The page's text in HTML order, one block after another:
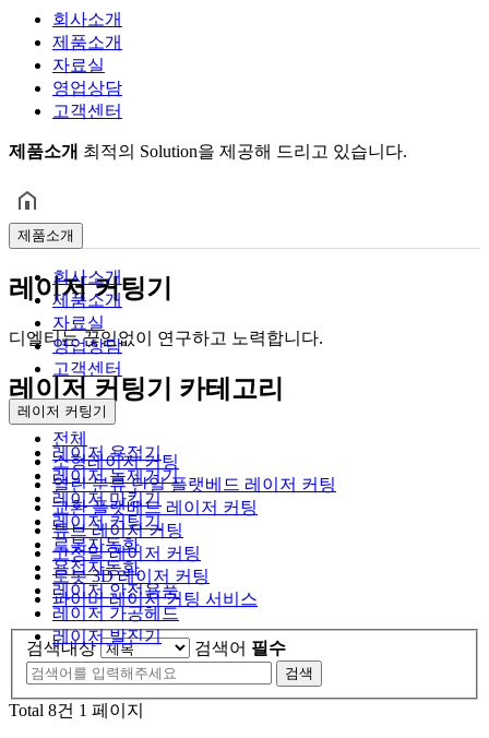
회사소개
제품소개
자료실
영업상담
고객센터
제품소개 최적의 Solution을 제공해 드리고 있습니다.
제품소개
회사소개
제품소개
자료실
영업상담
고객센터
레이저 커팅기
레이저 용접기
레이저 녹제거기
레이저 마킹기
레이저 커팅기
로봇자동화
용접자동화
레이저 안전용품
레이저 가공헤드
레이저 발진기
레이저 커팅기
디엘티는 끊임없이 연구하고 노력합니다.
레이저 커팅기 카테고리
전체
소형레이저 커팅
열린 분류단일 플랫베드 레이저 커팅
교환 플랫베드 레이저 커팅
튜브 레이저 커팅
고정밀 레이저 커팅
로봇 3D 레이저 커팅
파이버 레이저 커팅 서비스
검색대상 검색어 필수
검색
Total 8건 1 페이지